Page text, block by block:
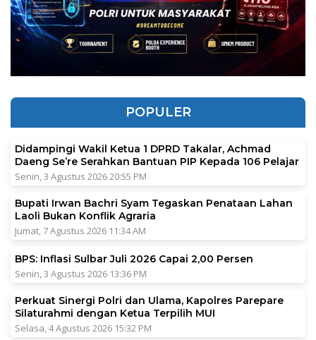
POPULER
Didampingi Wakil Ketua 1 DPRD Takalar, Achmad
Daeng Se’re Serahkan Bantuan PIP Kepada 106 Pelajar
Senin, 3 Agustus 2026 20:55 PM
Bupati Irwan Bachri Syam Tegaskan Penataan Lahan
Laoli Bukan Konflik Agraria
Jumat, 7 Agustus 2026 11:34 AM
BPS: Inflasi Sulbar Juli 2026 Capai 2,00 Persen
Senin, 3 Agustus 2026 13:36 PM
Perkuat Sinergi Polri dan Ulama, Kapolres Parepare
Silaturahmi dengan Ketua Terpilih MUI
Selasa, 4 Agustus 2026 15:32 PM